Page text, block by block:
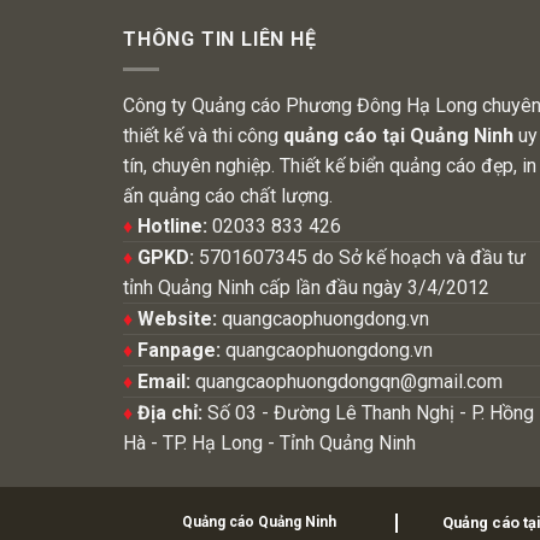
THÔNG TIN LIÊN HỆ
Công ty Quảng cáo Phương Đông Hạ Long chuyên
thiết kế và thi công quảng cáo tại Quảng Ninh uy
tín, chuyên nghiệp. Thiết kế biển quảng cáo đẹp, in
ấn quảng cáo chất lượng.
♦ Hotline: 02033 833 426
♦ GPKD: 5701607345 do Sở kế hoạch và đầu tư
tỉnh Quảng Ninh cấp lần đầu ngày 3/4/2012
♦ Website: quangcaophuongdong.vn
♦ Fanpage: quangcaophuongdong.vn
♦ Email: quangcaophuongdongqn@gmail.com
♦ Địa chỉ: Số 03 - Đường Lê Thanh Nghị - P. Hồng
Hà - TP. Hạ Long - Tỉnh Quảng Ninh
Quảng cáo Quảng Ninh Quảng cáo